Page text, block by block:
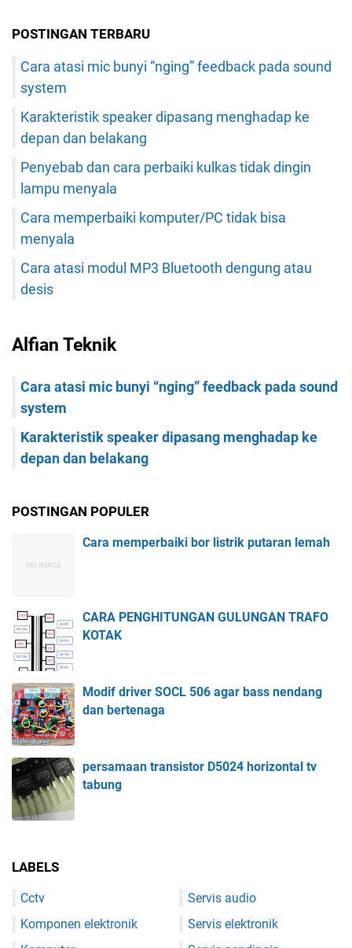
POSTINGAN TERBARU
Cara atasi mic bunyi “nging” feedback pada sound
system
Karakteristik speaker dipasang menghadap ke
depan dan belakang
Penyebab dan cara perbaiki kulkas tidak dingin
lampu menyala
Cara memperbaiki komputer/PC tidak bisa
menyala
Cara atasi modul MP3 Bluetooth dengung atau
desis
Alfian Teknik
Cara atasi mic bunyi “nging” feedback pada sound
system
Karakteristik speaker dipasang menghadap ke
depan dan belakang
POSTINGAN POPULER
Cara memperbaiki bor listrik putaran lemah
CARA PENGHITUNGAN GULUNGAN TRAFO
KOTAK
Modif driver SOCL 506 agar bass nendang
dan bertenaga
persamaan transistor D5024 horizontal tv
tabung
LABELS
Cctv
Komponen elektronik
Servis audio
Servis elektronik